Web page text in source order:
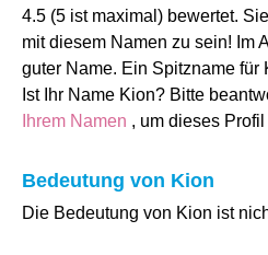
4.5 (5 ist maximal) bewertet.
mit diesem Namen zu sein! Im
guter Name. Ein Spitzname für
Ist Ihr Name Kion? Bitte
Ihrem Namen , um dieses
Bedeutung von Kion
Die Bedeutung von Kion ist